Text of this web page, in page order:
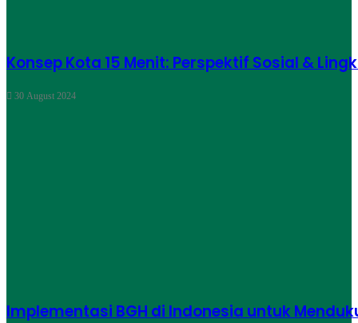
Konsep Kota 15 Menit: Perspektif Sosial &
30 August 2024
Implementasi BGH di Indonesia untuk